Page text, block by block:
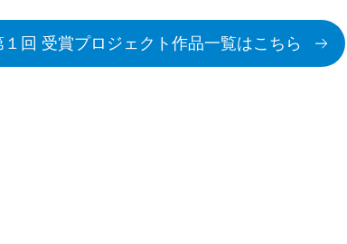
１回 受賞プロジェクト作品一覧はこちら